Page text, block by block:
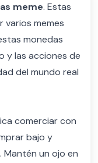
meme. Estas
varios memes
monedas
y las acciones de
del mundo real
comerciar con
bajo y
Mantén un ojo en